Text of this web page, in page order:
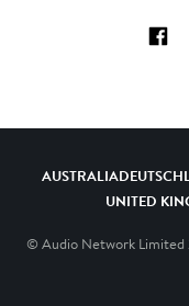
A&R - Demo-Einsendungen
AUSTRALIA
UNITED
© Audio Network Limited